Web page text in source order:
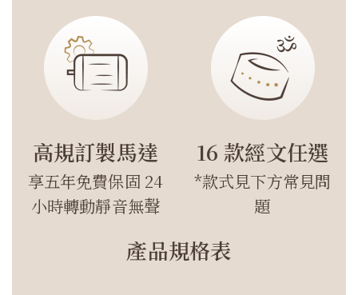
高規訂製馬達
享五年免費保固 24
小時轉動靜音無聲
16 款經文任選
*款式見下方常見問
題
產品規格表